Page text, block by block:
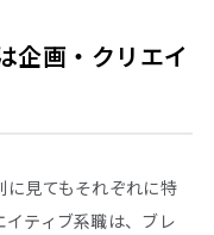
企画・クリエイ
に見てもそれぞれに特
ティブ系職は、ブレ